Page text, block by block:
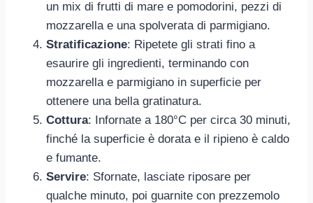
un mix di frutti di mare e pomodorini, pezzi di
mozzarella e una spolverata di parmigiano.
Stratificazione: Ripetete gli strati fino a
esaurire gli ingredienti, terminando con
mozzarella e parmigiano in superficie per
ottenere una bella gratinatura.
Cottura: Infornate a 180°C per circa 30 minuti,
finché la superficie è dorata e il ripieno è caldo
e fumante.
Servire: Sfornate, lasciate riposare per
qualche minuto, poi guarnite con prezzemolo